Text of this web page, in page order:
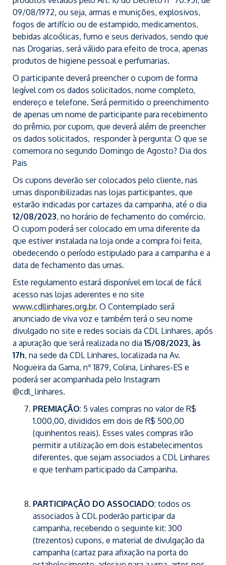
09/08/1972, ou seja, armas e munições, explosivos,
fogos de artifício ou de estampido, medicamentos,
bebidas alcoólicas, fumo e seus derivados, sendo que
nas Drogarias, será válido para efeito de troca, apenas
produtos de higiene pessoal e perfumarias.
O participante deverá preencher o cupom de forma
legível com os dados solicitados, nome completo,
endereço e telefone. Será permitido o preenchimento
de apenas um nome de participante para recebimento
do prêmio, por cupom, que deverá além de preencher
os dados solicitados, responder à pergunta: O que se
comemora no segundo Domingo de Agosto? Dia dos
Pais
Os cupons deverão ser colocados pelo cliente, nas
urnas disponibilizadas nas lojas participantes, que
estarão indicadas por cartazes da campanha, até o dia
12/08/2023, no horário de fechamento do comércio.
O cupom poderá ser colocado em urna diferente da
que estiver instalada na loja onde a compra foi feita,
obedecendo o período estipulado para a campanha e a
data de fechamento das urnas.
Este regulamento estará disponível em local de fácil
acesso nas lojas aderentes e no site
www.cdllinhares.org.br. O Contemplado será
anunciado de viva voz e também terá o seu nome
divulgado no site e redes sociais da CDL Linhares, após
a apuração que será realizada no dia 15/08/2023, às
17h, na sede da CDL Linhares, localizada na Av.
Nogueira da Gama, nº 1879, Colina, Linhares-ES e
poderá ser acompanhada pelo Instagram
@cdl_linhares.
PREMIAÇÃO: 5 vales compras no valor de R$
1.000,00, divididos em dois de R$ 500,00
(quinhentos reais). Esses vales compras irão
permitir a utilização em dois estabelecimentos
diferentes, que sejam associados a CDL Linhares
e que tenham participado da Campanha.
PARTICIPAÇÃO DO ASSOCIADO: todos os
associados à CDL poderão participar da
campanha, recebendo o seguinte kit: 300
(trezentos) cupons, e material de divulgação da
campanha (cartaz para afixação na porta do